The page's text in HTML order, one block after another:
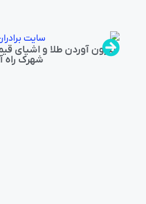
بیرون آوردن طلا و اشیای
شهرک راه‌